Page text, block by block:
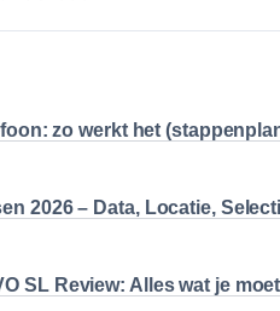
zo werkt het
2026 – Data, Locatie,
SL Review: Alles wat je moet